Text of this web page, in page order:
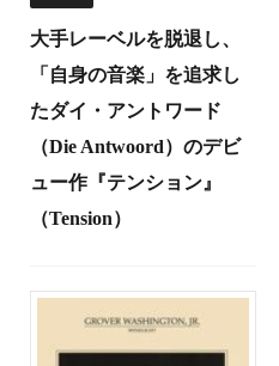
大手レーベルを脱退し、
「自身の音楽」を追求し
たダイ・アントワード
（Die Antwoord）のデビ
ュー作『テンション』
（Tension）